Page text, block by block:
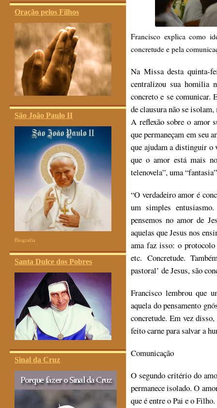
Oração pelos Filhos
São João Paulo II
Biografia
Santa Dulce dos Pobres
Sinal da Cruz
Francisco explica como
concretude e pela
Na Missa desta quinta-
centralizou sua homilia
concreto e se comunicar.
de clausura não se
A reflexão sobre o amor
que permaneçam em seu
que ajudam a distinguir o
que o amor está mais
telenovela”, uma
“O verdadeiro amor é
um simples
pensemos no amor de
aquelas que Jesus nos
ama faz isso: o
etc. Concretude.
pastoral’ de Jesus, são
Francisco lembrou que
aquela do pensamento
concretude. Em vez
feito carne para salvar a
Comunicação
O segundo critério do
permanece isolado. O
que é entre o Pai e o Filho.